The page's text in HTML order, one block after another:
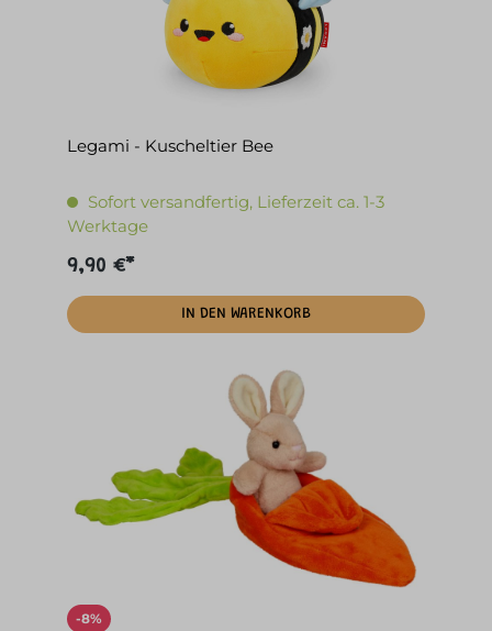
Legami - Kuscheltier Bee
Sofort versandfertig, Lieferzeit ca. 1-3
Werktage
9,90 €*
IN DEN WARENKORB
-8%